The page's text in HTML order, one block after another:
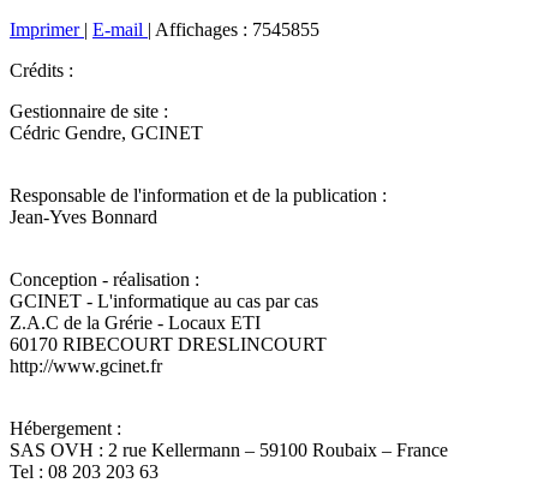
Imprimer | E-mail | Affichages : 7545855
Crédits :
Gestionnaire de site :
Cédric Gendre, GCINET
Responsable de l'information et de la publication :
Jean-Yves Bonnard
Conception - réalisation :
GCINET - L'informatique au cas par cas
Z.A.C de la Grérie - Locaux ETI
60170 RIBECOURT DRESLINCOURT
http://www.gcinet.fr
Hébergement :
SAS OVH : 2 rue Kellermann – 59100 Roubaix – France
Tel : 08 203 203 63